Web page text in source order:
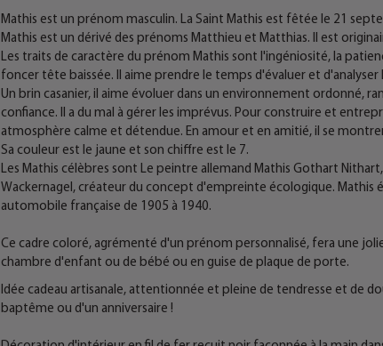
Mathis est un prénom masculin. La Saint Mathis est fêtée le 21
Mathis est un dérivé des prénoms Matthieu et Matthias. Il est
Les traits de caractère du prénom Mathis sont l'ingéniosité, la
foncer tête baissée. Il aime prendre le temps d'évaluer et
Un brin casanier, il aime évoluer dans un environnement ordonné,
confiance. Il a du mal à gérer les imprévus. Pour construire et
atmosphère calme et détendue. En amour et en amitié, il se
Sa couleur est le jaune et son chiffre est le 7.
Les Mathis célèbres sont Le peintre allemand Mathis Gothart
Wackernagel, créateur du concept d'empreinte écologique. Mathis
automobile française de 1905 à 1940.
Ce cadre coloré, agrémenté d'un prénom personnalisé, fera une
chambre d'enfant ou de bébé ou en guise de plaque de porte.
Idée cadeau artisanale, attentionnée et pleine de tendresse et de
baptême ou d'un anniversaire !